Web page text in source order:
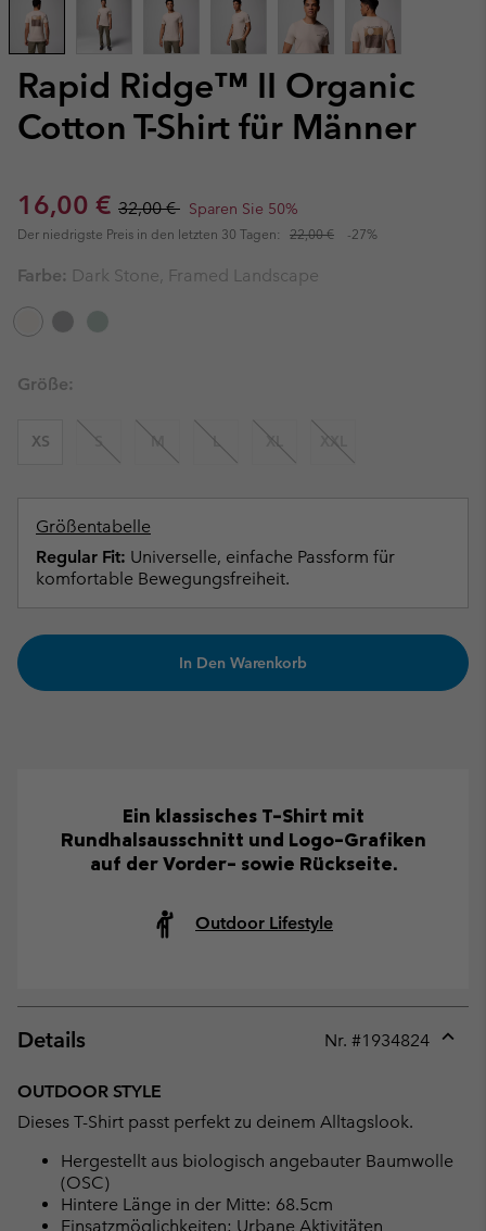
Rapid Ridge™ II Organic
Cotton T-Shirt für Männer
Sale price:
16,00 € Regular price:
32,00 € Sparen Sie 50%
Der niedrigste Preis in den letzten 30 Tagen: 22,00 € -27%
Farbe: Dark Stone, Framed Landscape
Größe:
XS S M L XL XXL
Größentabelle
Regular Fit: Universelle, einfache Passform für
komfortable Bewegungsfreiheit.
In Den Warenkorb
Ein klassisches T-Shirt mit
Rundhalsausschnitt und Logo-Grafiken
auf der Vorder- sowie Rückseite.
Outdoor Lifestyle
Details Nr. #1934824
OUTDOOR STYLE
Dieses T-Shirt passt perfekt zu deinem Alltagslook.
Hergestellt aus biologisch angebauter Baumwolle
(OSC)
Hintere Länge in der Mitte: 68.5cm
Einsatzmöglichkeiten: Urbane Aktivitäten